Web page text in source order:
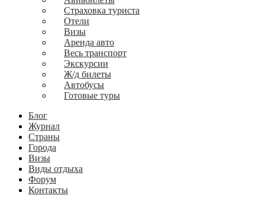
Страховка туриста
Отели
Визы
Аренда авто
Весь транспорт
Экскурсии
Ж/д билеты
Автобусы
Готовые туры
Блог
Журнал
Страны
Города
Визы
Виды отдыха
Форум
Контакты